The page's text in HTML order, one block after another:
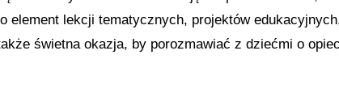
element lekcji tematycznych, projektów
świetna okazja, by porozmawiać z dziećmi o